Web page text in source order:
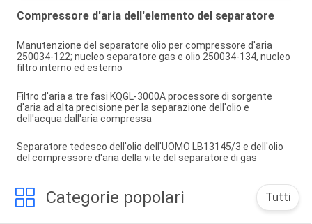
Compressore d'aria dell'elemento del separatore
Manutenzione del separatore olio per compressore d'aria
250034-122; nucleo separatore gas e olio 250034-134, nucleo
filtro interno ed esterno
Filtro d'aria a tre fasi KQGL-3000A processore di sorgente
d'aria ad alta precisione per la separazione dell'olio e
dell'acqua dall'aria compressa
Separatore tedesco dell'olio dell'UOMO LB13145/3 e dell'olio
del compressore d'aria della vite del separatore di gas
Categorie popolari Tutti